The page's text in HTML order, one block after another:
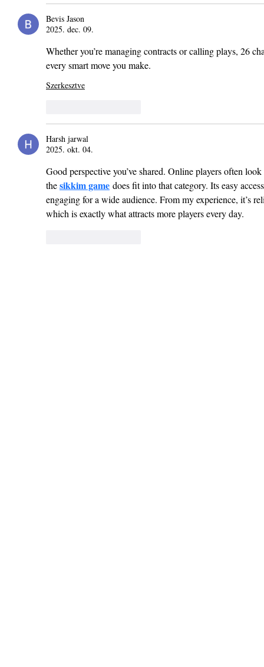
Bevis Jason
2025. dec. 09.
Whether you’re managing contracts or calling plays, 26
every smart move you make.
Szerkesztve
Harsh jarwal
2025. okt. 04.
Good perspective you’ve shared. Online players often
the sikkim game does fit into that category. Its easy
engaging for a wide audience. From my experience, it’s
which is exactly what attracts more players every day.